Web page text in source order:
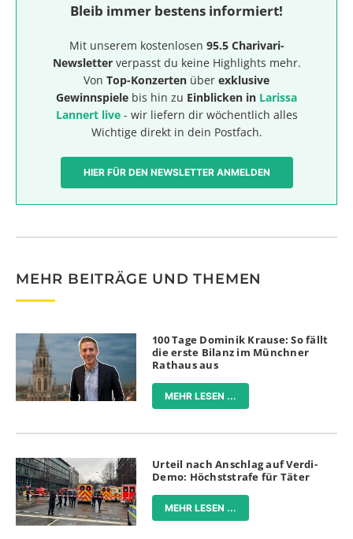
Bleib immer bestens informiert!
Mit unserem kostenlosen 95.5 Charivari-
Newsletterverpasst du keine Highlights mehr.
Von Top-Konzerten über exklusive
Gewinnspiele bis hin zu Einblicken in Larissa
Lannert live- wir liefern dir wöchentlich alles
Wichtige direkt in dein Postfach.
HIER FÜR DEN NEWSLETTER ANMELDEN
MEHR BEITRÄGE UND THEMEN
100 Tage Dominik Krause: So fällt
die erste Bilanz im Münchner
Rathaus aus
MEHR LESEN ...
Urteil nach Anschlag auf Verdi-
Demo: Höchststrafe für Täter
MEHR LESEN ...